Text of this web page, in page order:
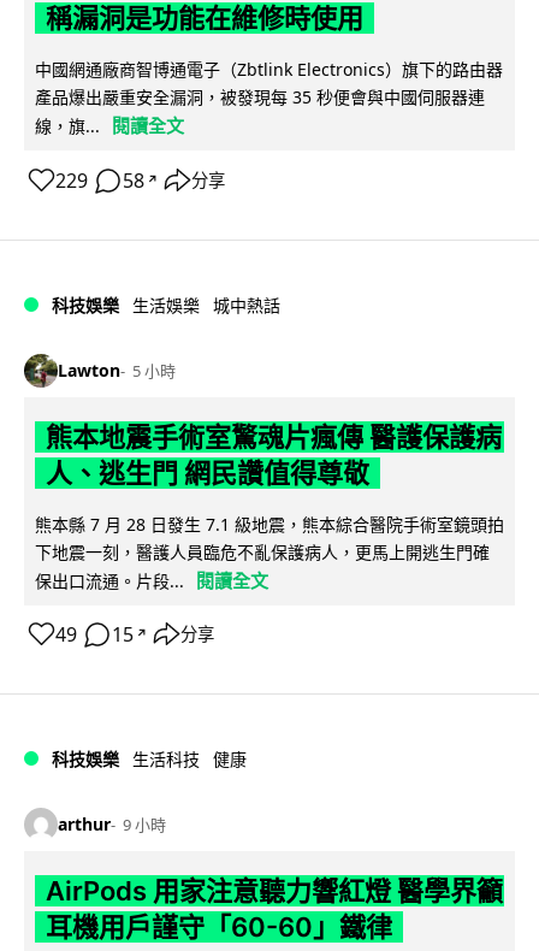
稱漏洞是功能在維修時使用
中國網通廠商智博通電子（Zbtlink Electronics）旗下的路由器
產品爆出嚴重安全漏洞，被發現每 35 秒便會與中國伺服器連
線，旗...
閱讀全文
229 58 ↗ 分享
科技娛樂 生活娛樂 城中熱話
Lawton 5 小時
熊本地震手術室驚魂片瘋傳 醫護保護病
人、逃生門 網民讚值得尊敬
熊本縣 7 月 28 日發生 7.1 級地震，熊本綜合醫院手術室鏡頭拍
下地震一刻，醫護人員臨危不亂保護病人，更馬上開逃生門確
保出口流通。片段...
閱讀全文
49 15 ↗ 分享
科技娛樂 生活科技 健康
arthur 9 小時
AirPods 用家注意聽力響紅燈 醫學界籲
耳機用戶謹守「60-60」鐵律